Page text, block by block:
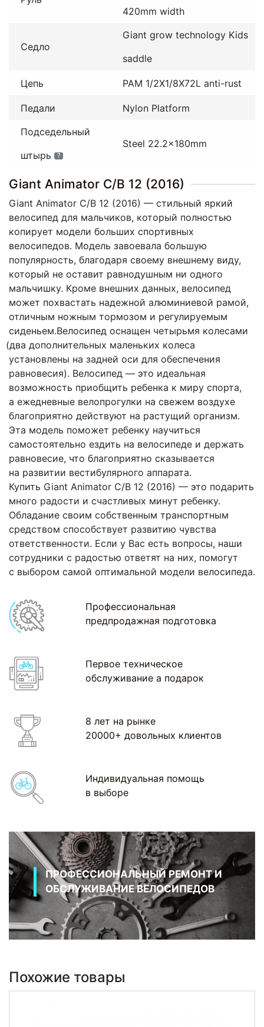
420mm width
Седло
Giant grow technology Kids
saddle
Цепь PAM 1/2X1/8X72L anti-rust
Педали
Nylon Platform
Подседельный
штырь
?
Steel 22.2x180mm
Giant Animator C/B 12 (2016)
Giant Animator C/B 12 (2016) — стильный яркий
велосипед для мальчиков, который полностью
копирует модели больших спортивных
велосипедов. Модель завоевала большую
популярность, благодаря своему внешнему виду,
который не оставит равнодушным ни одного
мальчишку. Кроме внешних данных, велосипед
может похвастать надежной алюминиевой рамой,
отличным ножным тормозом и регулируемым
сиденьем.Велосипед оснащен четырьмя колесами
(два дополнительных маленьких колеса
установлены на задней оси для обеспечения
равновесия). Велосипед — это идеальная
возможность приобщить ребенка к миру спорта,
а ежедневные велопрогулки на свежем воздухе
благоприятно действуют на растущий организм.
Эта модель поможет ребенку научиться
самостоятельно ездить на велосипеде и держать
равновесие, что благоприятно сказывается
на развитии вестибулярного аппарата.
Купить Giant Animator C/B 12 (2016) — это подарить
много радости и счастливых минут ребенку.
Обладание своим собственным транспортным
средством способствует развитию чувства
ответственности. Если у Вас есть вопросы, наши
сотрудники с радостью ответят на них, помогут
с выбором самой оптимальной модели велосипеда.
Профессиональная
предпродажная подготовка
Первое техническое
обслуживание а подарок
8 лет на рынке
20000+ довольных клиентов
Индивидуальная помощь
в выборе
ПРОФЕССИОНАЛЬНЫЙ РЕМОНТ И
ОБСЛУЖИВАНИЕ ВЕЛОСИПЕДОВ
Похожие товары